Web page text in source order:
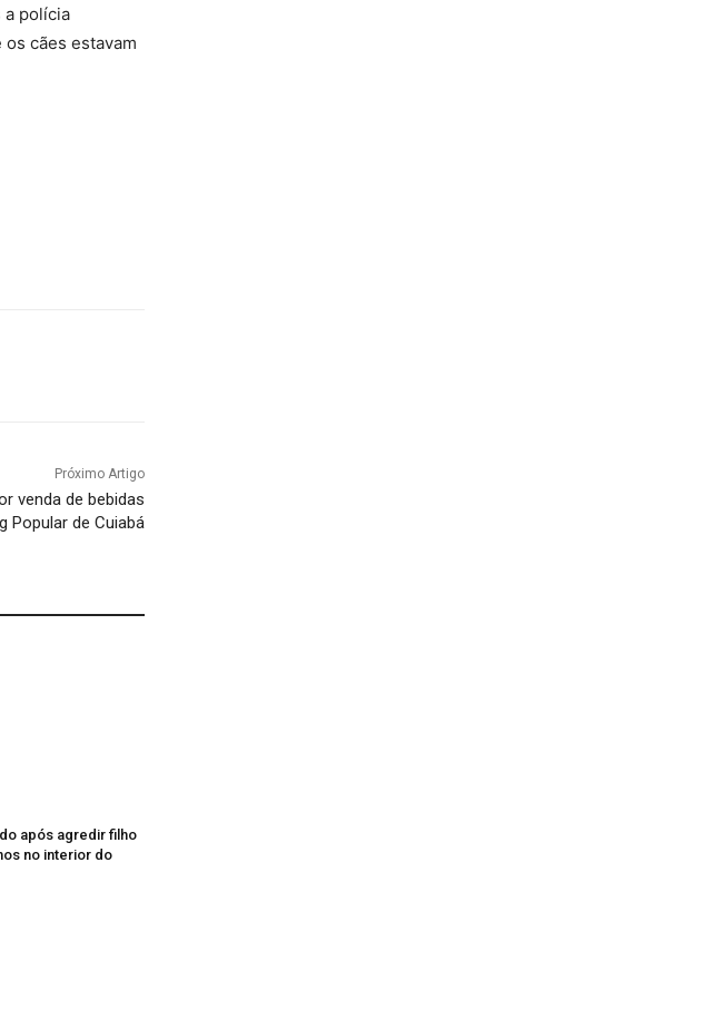
a polícia
cães estavam
Próximo Artigo
venda de bebidas
Popular de Cuiabá
após agredir filho
no interior do